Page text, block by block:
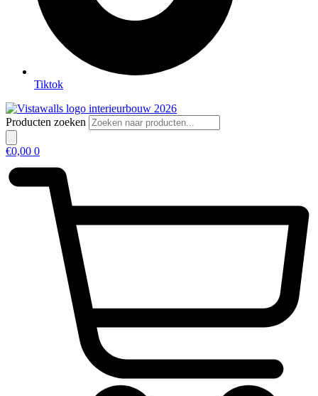
Tiktok
Producten zoeken
€0,00 0